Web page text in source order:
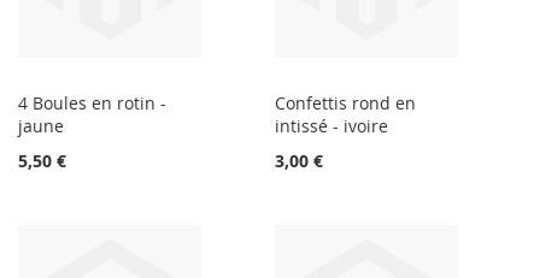
4 Boules en rotin -
jaune
5,50 €
Confettis rond en
intissé - ivoire
3,00 €